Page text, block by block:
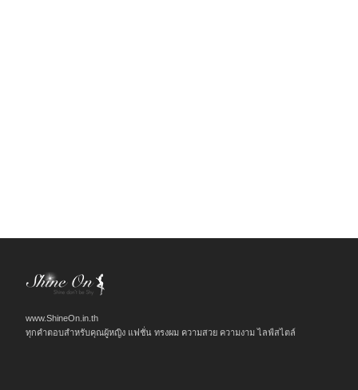
www.ShineOn.in.th
ทุกคำตอบสำหรับคุณผู้หญิง แฟชั่น ทรงผม ความสวย ความงาม ไลฟ์สไตล์